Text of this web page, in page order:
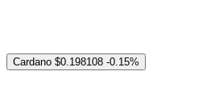
Cardano $0.198108 -0.15%